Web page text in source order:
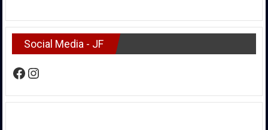
Social Media - JF
Facebook
Instagram